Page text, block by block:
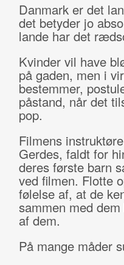
Danmark er det
det betyder jo
lande har det
Kvinder vil have
på gaden, men i
bestemmer,
påstand, når det
pop.
Filmens
Gerdes, faldt for
deres første barn
ved filmen. Flotte
følelse af, at de
sammen med
af dem.
På mange måder